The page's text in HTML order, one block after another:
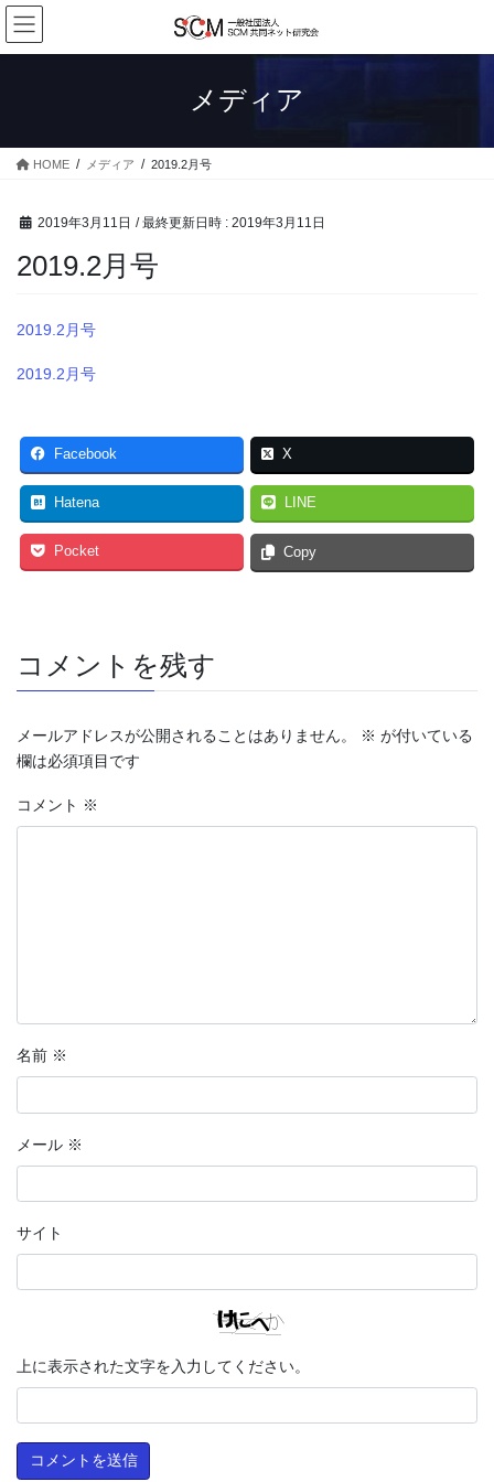
コ
ン
テ
ス
ナ
ビ
ゲ
ン
メディア
HOME メディア 2019.2月号
2019年3月11日 / 最終更新日時 : 2019年3月11日
2019.2月号
2019.2月号
2019.2月号
Facebook X
Hatena LINE
Pocket Copy
コメントを残す
メールアドレスが公開されることはありません。 ※ が付いている
欄は必須項目です
コメント ※
名前 ※
メール ※
サイト
上に表示された文字を入力してください。